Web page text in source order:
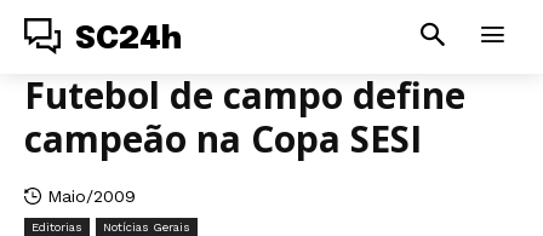
SC24h
Futebol de campo define
campeão na Copa SESI
Maio/2009
Editorias Notícias Gerais